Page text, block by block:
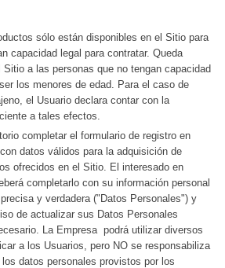
sólo están disponibles en el Sitio para
capacidad legal para contratar. Queda
Sitio a las personas que no tengan capacidad
los menores de edad. Para el caso de
el Usuario declara contar con la
a tales efectos.
completar el formulario de registro en
datos válidos para la adquisición de
ofrecidos en el Sitio. El interesado en
completarlo con su información personal
y verdadera ("Datos Personales") y
de actualizar sus Datos Personales
La Empresa podrá utilizar diversos
a los Usuarios, pero NO se responsabiliza
datos personales provistos por los